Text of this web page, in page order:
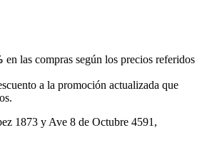
en las compras según los precios referidos
a la promoción actualizada que
1873 y Ave 8 de Octubre 4591,